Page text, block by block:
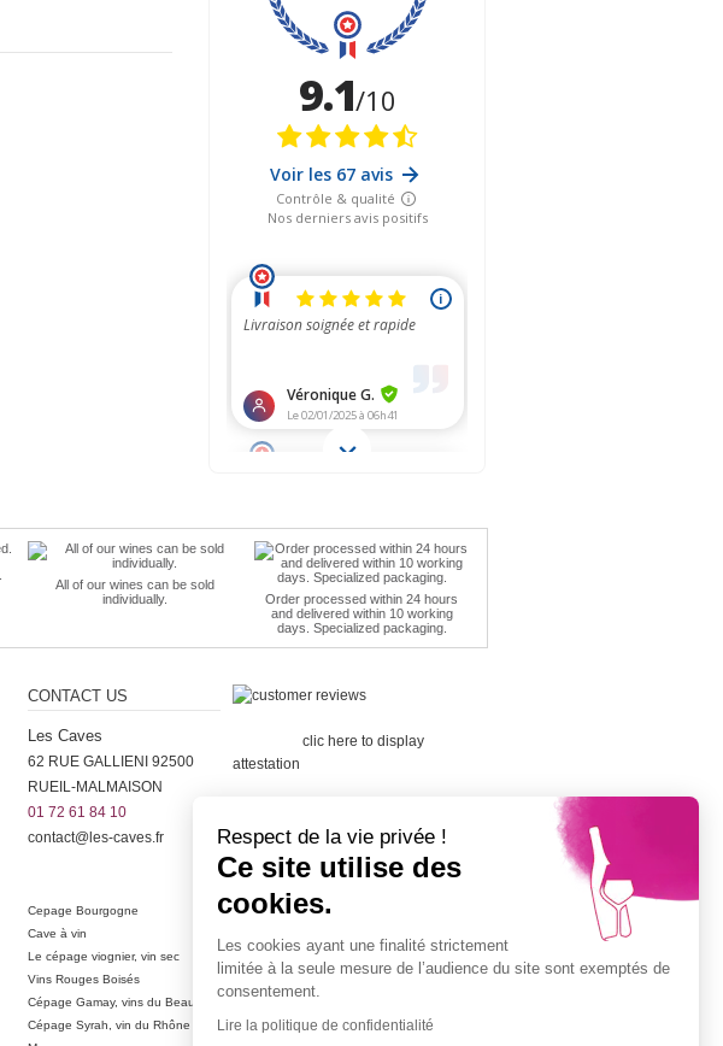
All of our wines can be sold
individually.
Order processed within 24 hours
and delivered within 10 working
days. Specialized packaging.
CONTACT US
Les Caves
62 RUE GALLIENI 92500
RUEIL-MALMAISON
01 72 61 84 10
contact@les-caves.fr
clic here to display
attestation
Cepage Bourgogne
Cépage Merlot
Cave à vin
Le cépage viognier, vin sec
Cépage Sauvignon
Vins Rouges Boisés
Cépage Gamay, vins du Beaujolais
Cépage Syrah, vin du Rhône
Champagne petit prix
Respect de la vie privée !
Ce site utilise des
cookies.
Les cookies ayant une finalité strictement
limitée à la seule mesure de l’audience du site sont exemptés de
consentement.
Lire la politique de confidentialité